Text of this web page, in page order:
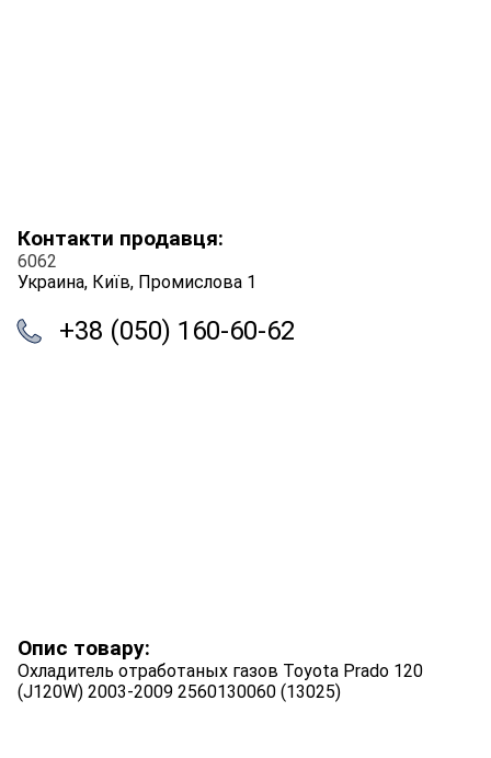
Контакти продавця:
6062
Украина, Київ, Промислова 1
+38 (050) 160-60-62
Опис товару:
Охладитель отработаных газов Toyota Prado 120
(J120W) 2003-2009 2560130060 (13025)